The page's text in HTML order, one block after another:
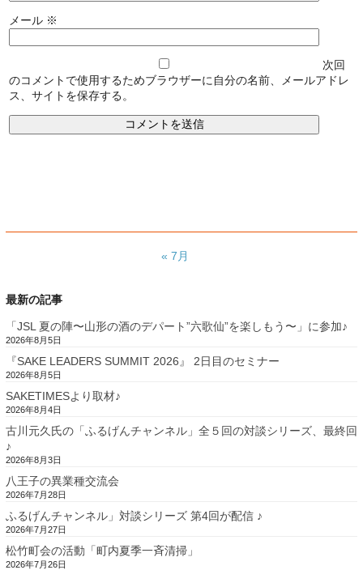
メール ※
次回
のコメントで使用するためブラウザーに自分の名前、メールアドレ
ス、サイトを保存する。
« 7月
最新の記事
「JSL 夏の陣〜山形の酒のデパート”六歌仙”を楽しもう〜」に参加♪
2026年8月5日
『SAKE LEADERS SUMMIT 2026』 2日目のセミナー
2026年8月5日
SAKETIMESより取材♪
2026年8月4日
古川元久氏の「ふるげんチャンネル」全５回の対談シリーズ、最終回
♪
2026年8月3日
八王子の異業種交流会
2026年7月28日
ふるげんチャンネル」対談シリーズ 第4回が配信 ♪
2026年7月27日
松竹町会の活動「町内夏季一斉清掃」
2026年7月26日